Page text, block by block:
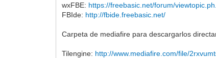
wxFBE: https://freebasic.net/forum/
FBIde: http://fbide.freebasic.net/
Carpeta de mediafire para descargarlos
Tilengine: http://www.mediafire.com/file/